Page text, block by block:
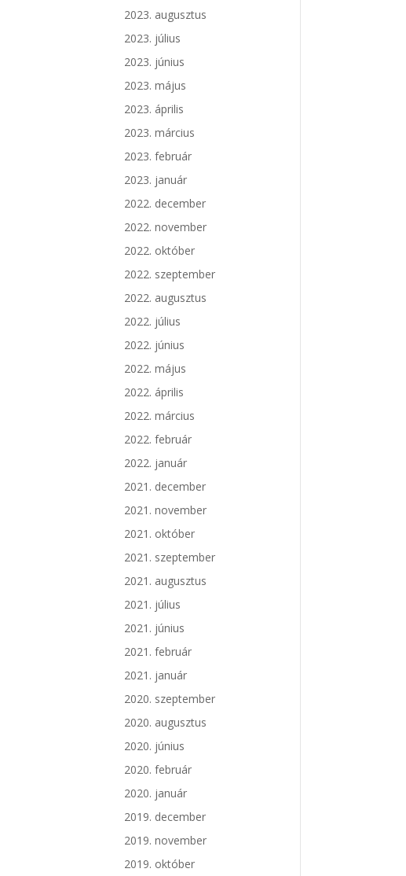
2023. augusztus
2023. július
2023. június
2023. május
2023. április
2023. március
2023. február
2023. január
2022. december
2022. november
2022. október
2022. szeptember
2022. augusztus
2022. július
2022. június
2022. május
2022. április
2022. március
2022. február
2022. január
2021. december
2021. november
2021. október
2021. szeptember
2021. augusztus
2021. július
2021. június
2021. február
2021. január
2020. szeptember
2020. augusztus
2020. június
2020. február
2020. január
2019. december
2019. november
2019. október